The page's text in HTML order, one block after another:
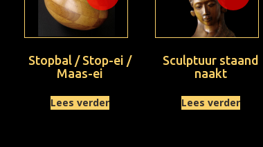
Stopbal / Stop-ei /
Maas-ei
Lees verder
Sculptuur staand
naakt
Lees verder